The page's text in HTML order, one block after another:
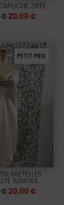
ZIPÉE
€Le
prix
35,00 €.
20,00€Le
20,00
PETIT PRIX
BRETELLES
BÉNITIER
€Le
prix
20,00€Le